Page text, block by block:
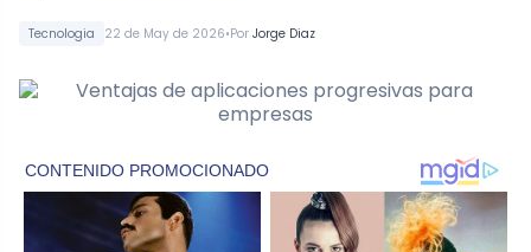
Tecnologia 22 de May de 2026•Por Jorge Diaz